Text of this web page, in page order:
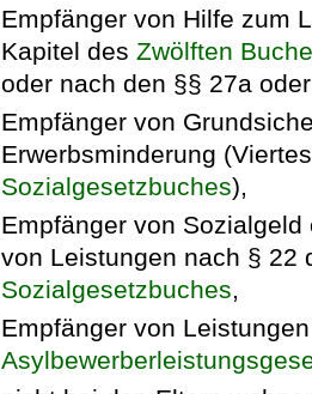
Empfänger von Hilfe zum
Kapitel des Zwölften
oder nach den §§ 27a
Empfänger von
Erwerbsminderung
Sozialgesetzbuches),
Empfänger von
von Leistungen nach § 22
Sozialgesetzbuches
Empfänger von